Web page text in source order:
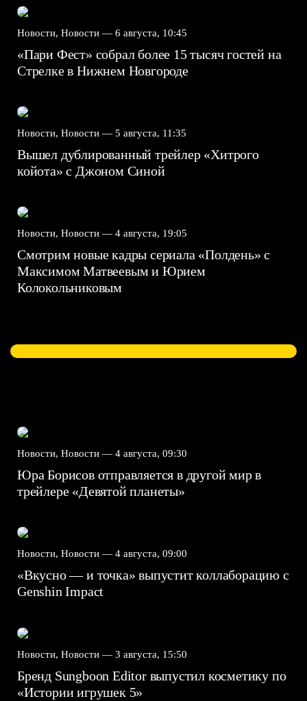
Новости, Новости — 6 августа, 10:45
«Пари Фест» собрал более 15 тысяч гостей на
Стрелке в Нижнем Новгороде
Новости, Новости — 5 августа, 11:35
Вышел дублированный трейлер «Хитрого
койота» с Джоном Синой
Новости, Новости — 4 августа, 19:05
Смотрим новые кадры сериала «Полдень» с
Максимом Матвеевым и Юрием
Колокольниковым
Новости, Новости — 4 августа, 09:30
Юра Борисов отправляется в другой мир в
трейлере «Девятой планеты»
Новости, Новости — 4 августа, 09:00
«Вкусно — и точка» выпустит коллаборацию с
Genshin Impact⁠⁠
Новости, Новости — 3 августа, 15:50
Бренд Sungboon Editor выпустил косметику по
«Истории игрушек 5»